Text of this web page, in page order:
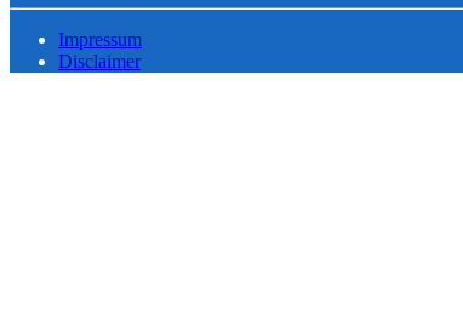
Impressum
Disclaimer